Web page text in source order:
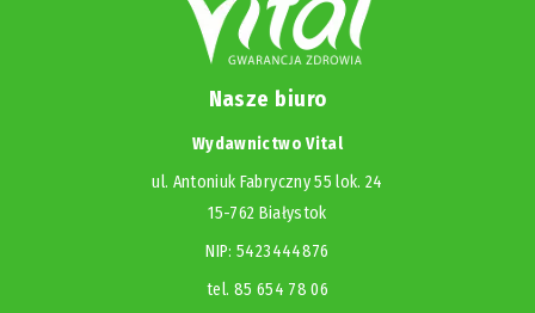
Nasze biuro
Wydawnictwo Vital
ul. Antoniuk Fabryczny 55 lok. 24
15-762 Białystok
NIP: 5423444876
tel. 85 654 78 06